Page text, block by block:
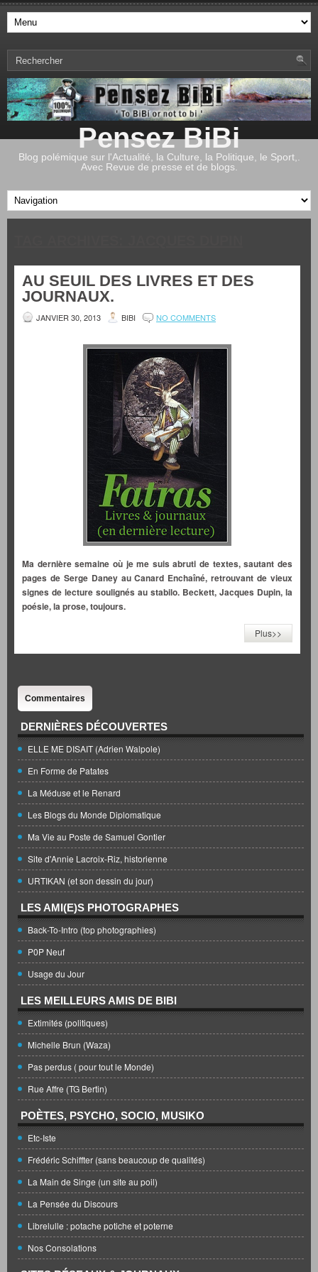
Pensez BiBi
Blog polémique sur l'Actualité, la Culture, la Politique, le Sport,.
Avec Revue de presse et de blogs.
AU SEUIL DES LIVRES ET DES
JOURNAUX.
JANVIER 30, 2013 BIBI NO COMMENTS
Ma dernière semaine où je me suis abruti de textes, sautant des
pages de Serge Daney au Canard Enchaîné, retrouvant de vieux
signes de lecture soulignés au stabilo. Beckett, Jacques Dupin, la
poésie, la prose, toujours.
Plus>>
Commentaires
DERNIÈRES DÉCOUVERTES
ELLE ME DISAIT (Adrien Walpole)
En Forme de Patates
La Méduse et le Renard
Les Blogs du Monde Diplomatique
Ma Vie au Poste de Samuel Gontier
Site d'Annie Lacroix-Riz, historienne
URTIKAN (et son dessin du jour)
LES AMI(E)S PHOTOGRAPHES
Back-To-Intro (top photographies)
P0P Neuf
Usage du Jour
LES MEILLEURS AMIS DE BIBI
Extimités (politiques)
Michelle Brun (Waza)
Pas perdus ( pour tout le Monde)
Rue Affre (TG Bertin)
POÈTES, PSYCHO, SOCIO, MUSIKO
Etc-Iste
Frédéric Schiffter (sans beaucoup de qualités)
La Main de Singe (un site au poil)
La Pensée du Discours
Librelulle : potache potiche et poterne
Nos Consolations